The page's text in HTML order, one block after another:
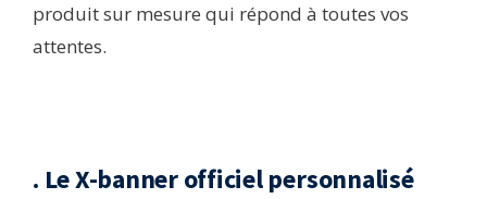
produit sur mesure qui répond à toutes vos
attentes.
. Le X-banner officiel personnalisé